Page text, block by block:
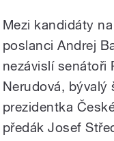
Mezi kandidáty
poslanci Andrej
nezávislí senátoři
Nerudová, bývalý
prezidentka
předák Josef